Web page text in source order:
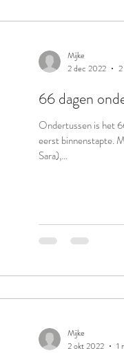
Mijke
2 dec 2022
66 dagen
Ondertussen is het
eerst binnenstapte.
Sara),...
Mijke
2 okt 2022
1